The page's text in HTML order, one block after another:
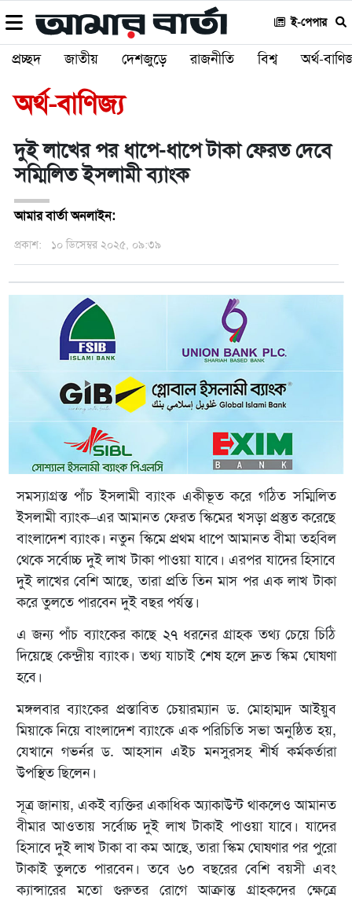
ই-পেপার
প্রচ্ছদ জাতীয় দেশজুড়ে রাজনীতি বিশ্ব অর্থ-
অর্থ-বাণিজ্য
দুই লাখের পর ধাপে-ধাপে টাকা ফেরত দেবে
সম্মিলিত ইসলামী ব্যাংক
আমার বার্তা অনলাইন:
প্রকাশ: ১০ ডিসেম্বর ২০২৫, ০৯:৩৯
সমস্যাগ্রস্ত পাঁচ ইসলামী ব্যাংক একীভূত করে গঠিত সম্মিলিত
ইসলামী ব্যাংক–এর আমানত ফেরত স্কিমের খসড়া প্রস্তুত করেছে
বাংলাদেশ ব্যাংক। নতুন স্কিমে প্রথম ধাপে আমানত বীমা তহবিল
থেকে সর্বোচ্চ দুই লাখ টাকা পাওয়া যাবে। এরপর যাদের হিসাবে
দুই লাখের বেশি আছে, তারা প্রতি তিন মাস পর এক লাখ টাকা
করে তুলতে পারবেন দুই বছর পর্যন্ত।
এ জন্য পাঁচ ব্যাংকের কাছে ২৭ ধরনের গ্রাহক তথ্য চেয়ে চিঠি
দিয়েছে কেন্দ্রীয় ব্যাংক। তথ্য যাচাই শেষ হলে দ্রুত স্কিম ঘোষণা
হবে।
মঙ্গলবার ব্যাংকের প্রস্তাবিত চেয়ারম্যান ড. মোহাম্মদ আইয়ুব
মিয়াকে নিয়ে বাংলাদেশ ব্যাংকে এক পরিচিতি সভা অনুষ্ঠিত হয়,
যেখানে গভর্নর ড. আহসান এইচ মনসুরসহ শীর্ষ কর্মকর্তারা
উপস্থিত ছিলেন।
সূত্র জানায়, একই ব্যক্তির একাধিক অ্যাকাউন্ট থাকলেও আমানত
বীমার আওতায় সর্বোচ্চ দুই লাখ টাকাই পাওয়া যাবে। যাদের
হিসাবে দুই লাখ টাকা বা কম আছে, তারা স্কিম ঘোষণার পর পুরো
টাকাই তুলতে পারবেন। তবে ৬০ বছরের বেশি বয়সী এবং
ক্যান্সারের মতো গুরুতর রোগে আক্রান্ত গ্রাহকদের ক্ষেত্রে